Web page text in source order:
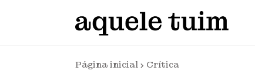
Página inicial Crítica